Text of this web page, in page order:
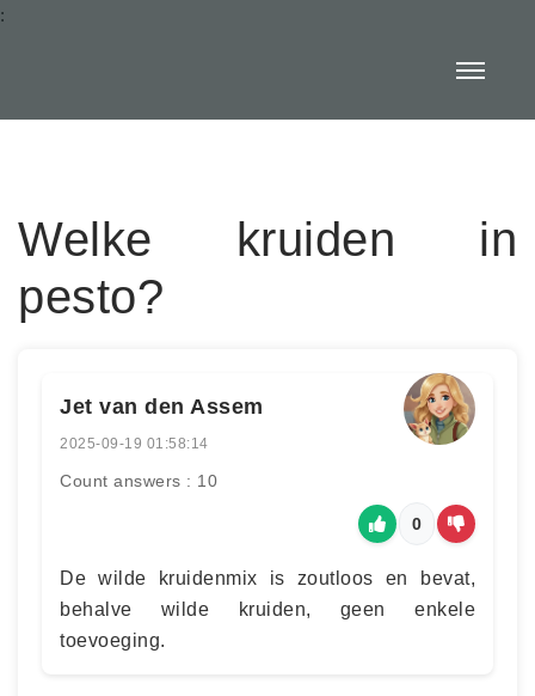
:
Welke kruiden in
pesto?
Jet van den Assem
2025-09-19 01:58:14
Count answers : 10
0
De wilde kruidenmix is zoutloos en bevat,
behalve wilde kruiden, geen enkele
toevoeging.